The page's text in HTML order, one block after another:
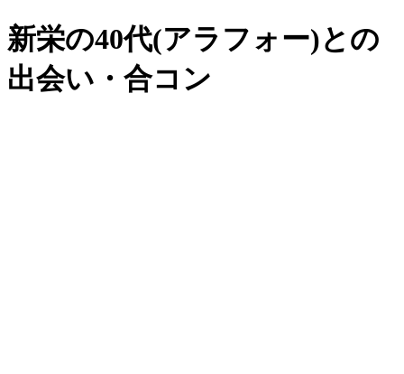
新栄の40代(アラフォー)との
出会い・合コン